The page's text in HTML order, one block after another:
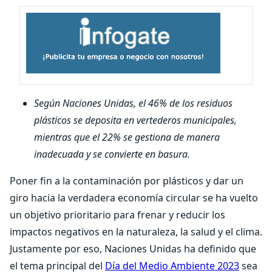
Según Naciones Unidas, el 46% de los residuos
plásticos se deposita en vertederos municipales,
mientras que el 22% se gestiona de manera
inadecuada y se convierte en basura.
Poner fin a la contaminación por plásticos y dar un
giro hacia la verdadera economía circular se ha vuelto
un objetivo prioritario para frenar y reducir los
impactos negativos en la naturaleza, la salud y el clima.
Justamente por eso, Naciones Unidas ha definido que
el tema principal del Día del Medio Ambiente 2023sea